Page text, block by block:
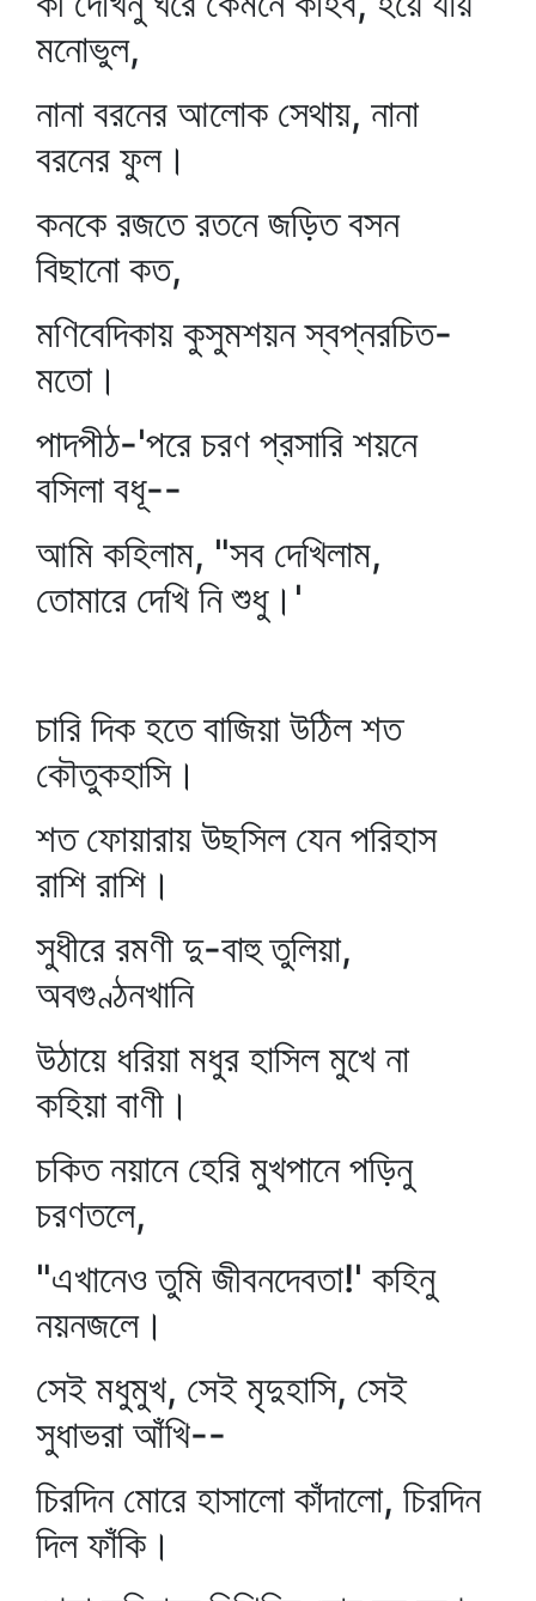
মনোভুল,
নানা বরনের আলোক সেথায়, নানা
বরনের ফুল।
কনকে রজতে রতনে জড়িত বসন
বিছানো কত,
মণিবেদিকায় কুসুমশয়ন স্বপ্নরচিত-
মতো।
পাদপীঠ-'পরে চরণ প্রসারি শয়নে
বসিলা বধূ--
আমি কহিলাম, "সব দেখিলাম,
তোমারে দেখি নি শুধু।'
চারি দিক হতে বাজিয়া উঠিল শত
কৌতুকহাসি।
শত ফোয়ারায় উছসিল যেন পরিহাস
রাশি রাশি।
সুধীরে রমণী দু-বাহু তুলিয়া,
অবগুণ্ঠনখানি
উঠায়ে ধরিয়া মধুর হাসিল মুখে না
কহিয়া বাণী।
চকিত নয়ানে হেরি মুখপানে পড়িনু
চরণতলে,
"এখানেও তুমি জীবনদেবতা!' কহিনু
নয়নজলে।
সেই মধুমুখ, সেই মৃদুহাসি, সেই
সুধাভরা আঁখি--
চিরদিন মোরে হাসালো কাঁদালো, চিরদিন
দিল ফাঁকি।